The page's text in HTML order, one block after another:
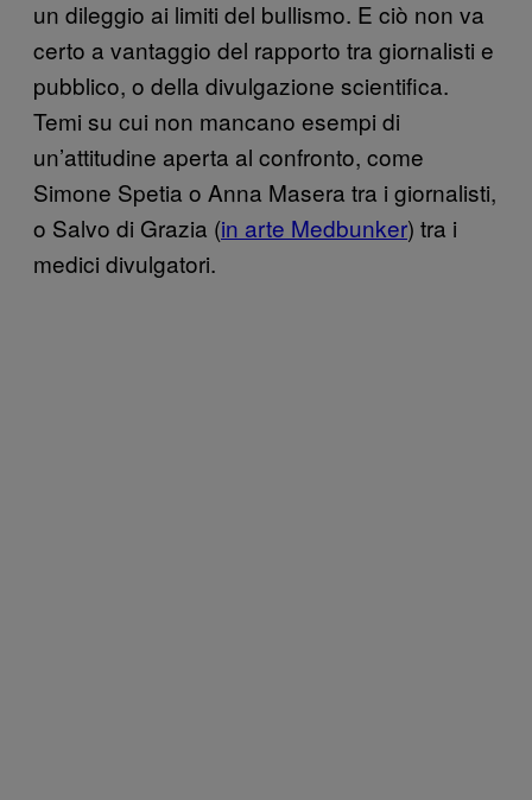
un dileggio ai limiti del bullismo. E ciò non va
certo a vantaggio del rapporto tra giornalisti e
pubblico, o della divulgazione scientifica.
Temi su cui non mancano esempi di
un’attitudine aperta al confronto, come
Simone Spetia o Anna Masera tra i giornalisti,
o Salvo di Grazia (in arte Medbunker) tra i
medici divulgatori.